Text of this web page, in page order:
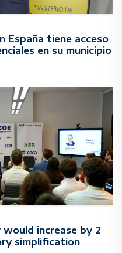
España tiene acceso
en su municipio
increase by 2
simplification